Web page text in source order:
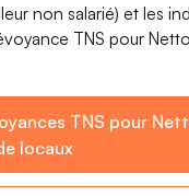
non salarié) et les
TNS pour
TNS pour
locaux